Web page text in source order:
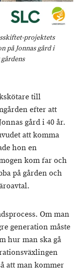
projektets
på Jonnas gård i
till
efter att
gård i 40 år.
att komma
hon en
kom far och
på gården och
Om man
generation måste
hur man ska gå
att man kommer